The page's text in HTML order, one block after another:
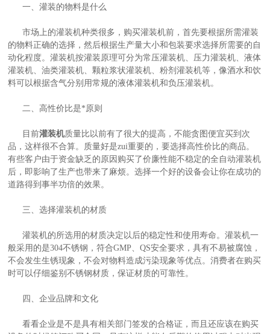
一、灌装的物料是什么
市场上的灌装机种类很多，购买灌装机前，首先要根据所需灌装
的物料正确的选择，然后根据生产量大小和包装要求选择所需要的自
动化程度。灌装机按灌装原理可分为常压灌装机、压力灌装机、液体
灌装机、油类灌装机、颗粒浆状灌装机、粉剂灌装机等，像酒水和饮
料可以根据含气分别用常规的液体灌装机和负压灌装机。
二、高性价比是*原则
目前灌装机质量比以前有了很大的提高，不能贪图便宜买到次
品，这样很不合算。质量好是zui重要的，要选择高性价比的商品。
有些客户由于资金缺乏的原因购买了价廉性能不稳定的全自动灌装机
后，即影响了生产也带来了麻烦。选择一个好的设备会让你在成功的
道路得到事半功倍的效果。
三、选择灌装机的材质
灌装机的所选用的材质决定以后的稳定性和使用寿命。灌装机一
般采用的是304不锈钢，符合GMP、QS安全要求，具有不易被腐蚀，
不会发生生锈现象，不会对物料造成污染现象等优点。消费者在购买
时可以仔细鉴别不锈钢材质，保证材质的可靠性。
四、企业品牌和文化
看看企业是不是具有相关部门签发的合格证，而且还应该在购买